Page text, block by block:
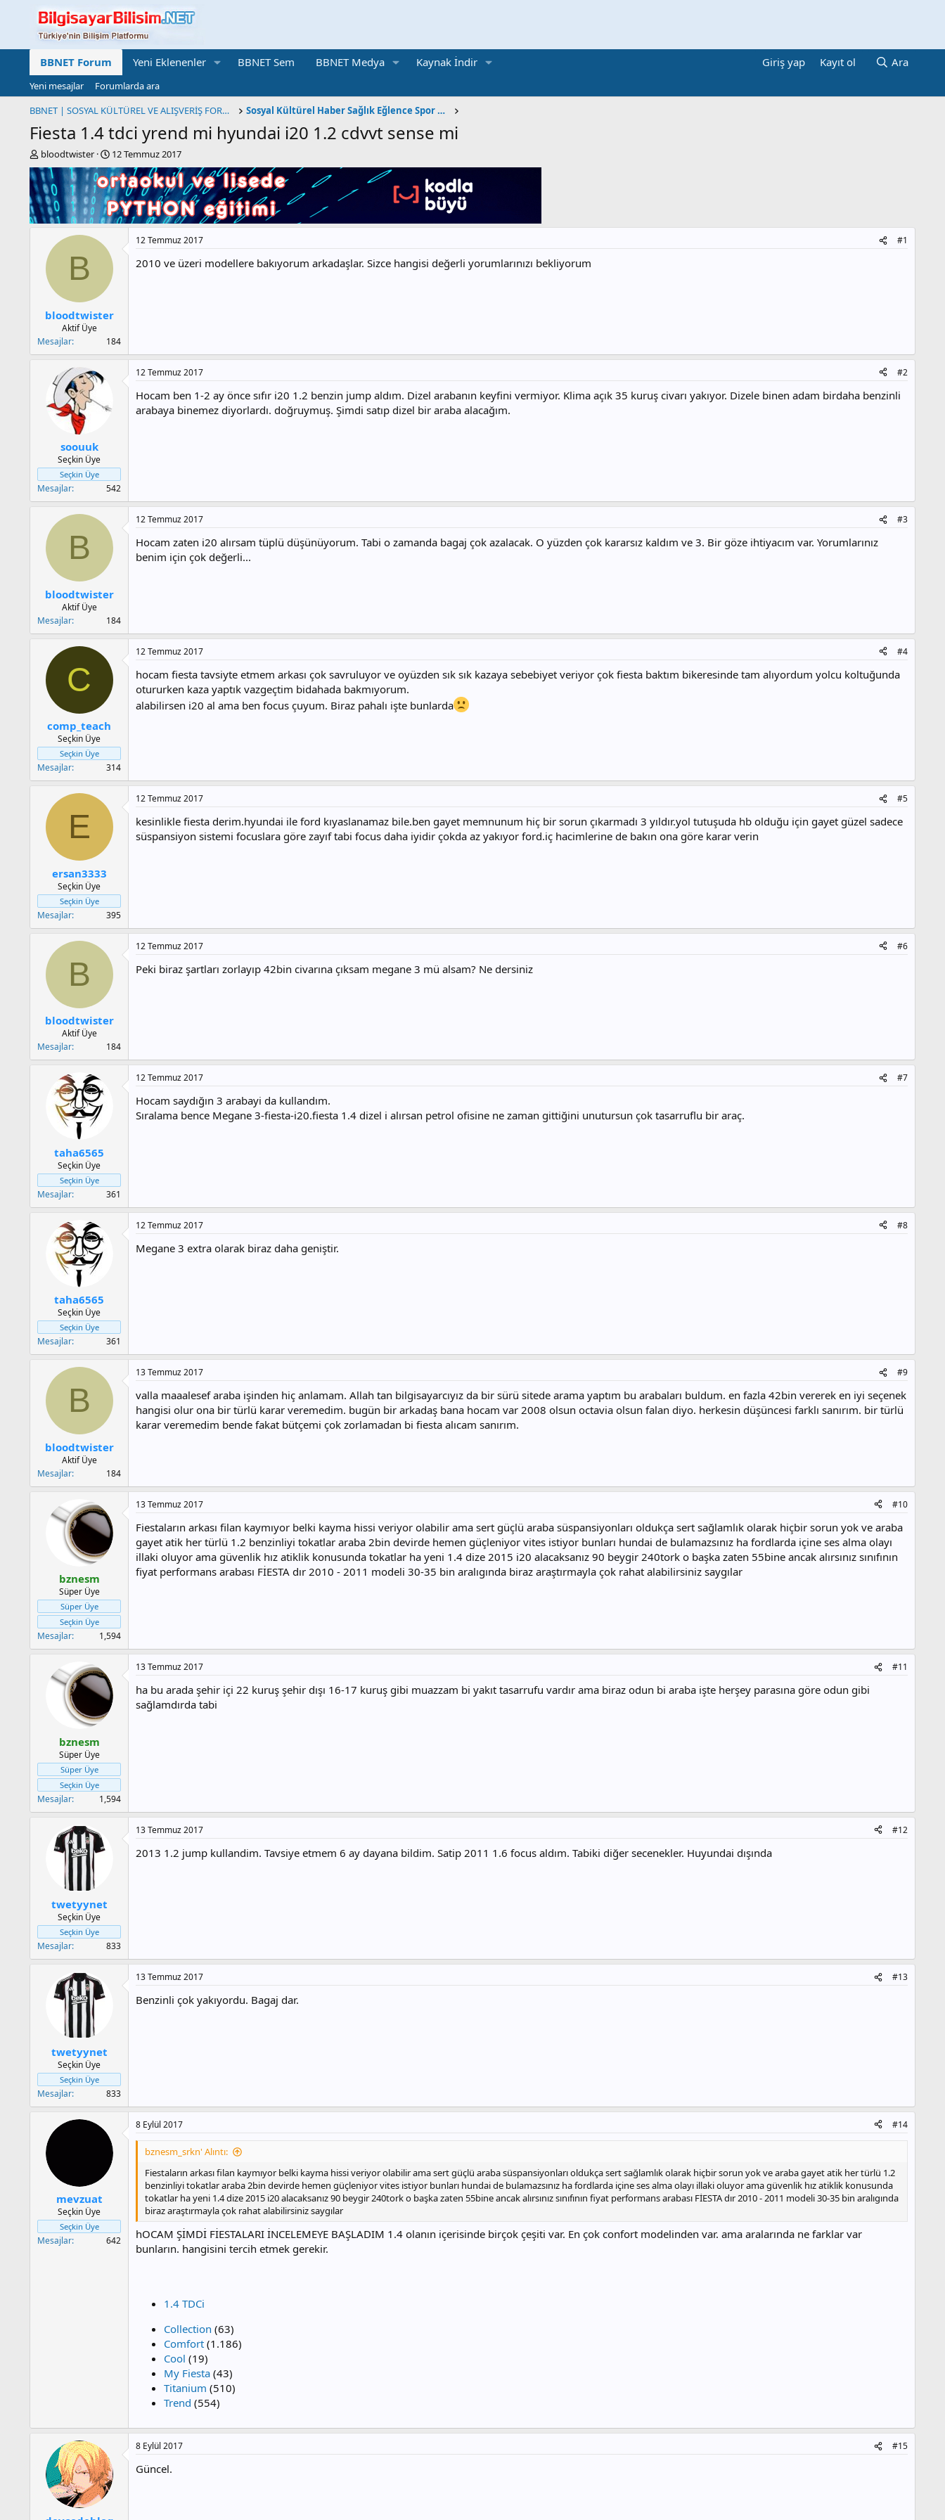
BBNET Forum Yeni Eklenenler BBNET Sem BBNET Medya Kaynak İndir Giriş yap Kayıt ol Ara
Yeni mesajlar
Forumlarda ara
BBNET | SOSYAL KÜLTÜREL VE ALIŞVERİŞ FORUMU
Sosyal Kültürel Haber Sağlık Eğlence Spor Otomobil
Fiesta 1.4 tdci yrend mi hyundai i20 1.2 cdvvt sense mi
K
o
n
b
u
y
bloodtwister
B
a
ş
l
a
n
ç
t
a
h
12 Temmuz 2017
B
bloodtwister
Aktif Üye
Mesajlar
184
12 Temmuz 2017 #1
2010 ve üzeri modellere bakıyorum arkadaşlar. Sizce hangisi değerli yorumlarınızı bekliyorum
soouuk
Seçkin Üye
Seçkin Üye
Mesajlar 542
12 Temmuz 2017 #2
Hocam ben 1-2 ay önce sıfır i20 1.2 benzin jump aldım. Dizel arabanın keyfini vermiyor. Klima açık 35 kuruş civarı yakıyor. Dizele binen adam birdaha benzinli
arabaya binemez diyorlardı. doğruymuş. Şimdi satıp dizel bir araba alacağım.
B
bloodtwister
Aktif Üye
Mesajlar
184
12 Temmuz 2017 #3
Hocam zaten i20 alırsam tüplü düşünüyorum. Tabi o zamanda bagaj çok azalacak. O yüzden çok kararsız kaldım ve 3. Bir göze ihtiyacım var. Yorumlarınız
benim için çok değerli...
C
comp_teach
Seçkin Üye
Seçkin Üye
Mesajlar 314
12 Temmuz 2017 #4
hocam fiesta tavsiyte etmem arkası çok savruluyor ve oyüzden sık sık kazaya sebebiyet veriyor çok fiesta baktım bikeresinde tam alıyordum yolcu koltuğunda
otururken kaza yaptık vazgeçtim bidahada bakmıyorum.
alabilirsen i20 al ama ben focus çuyum. Biraz pahalı işte bunlarda
E
ersan3333
Seçkin Üye
Seçkin Üye
Mesajlar 395
12 Temmuz 2017 #5
kesinlikle fiesta derim.hyundai ile ford kıyaslanamaz bile.ben gayet memnunum hiç bir sorun çıkarmadı 3 yıldır.yol tutuşuda hb olduğu için gayet güzel sadece
süspansiyon sistemi focuslara göre zayıf tabi focus daha iyidir çokda az yakıyor ford.iç hacimlerine de bakın ona göre karar verin
B
bloodtwister
Aktif Üye
Mesajlar
184
12 Temmuz 2017 #6
Peki biraz şartları zorlayıp 42bin civarına çıksam megane 3 mü alsam? Ne dersiniz
taha6565
Seçkin Üye
Seçkin Üye
Mesajlar 361
12 Temmuz 2017 #7
Hocam saydığın 3 arabayi da kullandım.
Sıralama bence Megane 3-fiesta-i20.fiesta 1.4 dizel i alırsan petrol ofisine ne zaman gittiğini unutursun çok tasarruflu bir araç.
taha6565
Seçkin Üye
Seçkin Üye
Mesajlar 361
12 Temmuz 2017 #8
Megane 3 extra olarak biraz daha geniştir.
B
bloodtwister
Aktif Üye
Mesajlar
184
13 Temmuz 2017 #9
valla maaalesef araba işinden hiç anlamam. Allah tan bilgisayarcıyız da bir sürü sitede arama yaptım bu arabaları buldum. en fazla 42bin vererek en iyi seçenek
hangisi olur ona bir türlü karar veremedim. bugün bir arkadaş bana hocam var 2008 olsun octavia olsun falan diyo. herkesin düşüncesi farklı sanırım. bir türlü
karar veremedim bende fakat bütçemi çok zorlamadan bi fiesta alıcam sanırım.
bznesm
Süper Üye
Süper Üye
Seçkin Üye
Mesajlar 1,594
13 Temmuz 2017 #10
Fiestaların arkası filan kaymıyor belki kayma hissi veriyor olabilir ama sert güçlü araba süspansiyonları oldukça sert sağlamlık olarak hiçbir sorun yok ve araba
gayet atik her türlü 1.2 benzinliyi tokatlar araba 2bin devirde hemen güçleniyor vites istiyor bunları hundai de bulamazsınız ha fordlarda içine ses alma olayı
illaki oluyor ama güvenlik hız atiklik konusunda tokatlar ha yeni 1.4 dize 2015 i20 alacaksanız 90 beygir 240tork o başka zaten 55bine ancak alırsınız sınıfının
fiyat performans arabası FİESTA dır 2010 - 2011 modeli 30-35 bin aralıgında biraz araştırmayla çok rahat alabilirsiniz saygılar
bznesm
Süper Üye
Süper Üye
Seçkin Üye
Mesajlar 1,594
13 Temmuz 2017 #11
ha bu arada şehir içi 22 kuruş şehir dışı 16-17 kuruş gibi muazzam bi yakıt tasarrufu vardır ama biraz odun bi araba işte herşey parasına göre odun gibi
sağlamdırda tabi
twetyynet
Seçkin Üye
Seçkin Üye
Mesajlar 833
13 Temmuz 2017 #12
2013 1.2 jump kullandim. Tavsiye etmem 6 ay dayana bildim. Satip 2011 1.6 focus aldım. Tabiki diğer secenekler. Huyundai dışında
twetyynet
Seçkin Üye
Seçkin Üye
Mesajlar 833
13 Temmuz 2017 #13
Benzinli çok yakıyordu. Bagaj dar.
mevzuat
Seçkin Üye
Seçkin Üye
Mesajlar 642
8 Eylül 2017 #14
bznesm_srkn' Alıntı:
Fiestaların arkası filan kaymıyor belki kayma hissi veriyor olabilir ama sert güçlü araba süspansiyonları oldukça sert sağlamlık olarak hiçbir sorun yok ve araba gayet atik her türlü 1.2
benzinliyi tokatlar araba 2bin devirde hemen güçleniyor vites istiyor bunları hundai de bulamazsınız ha fordlarda içine ses alma olayı illaki oluyor ama güvenlik hız atiklik konusunda
tokatlar ha yeni 1.4 dize 2015 i20 alacaksanız 90 beygir 240tork o başka zaten 55bine ancak alırsınız sınıfının fiyat performans arabası FİESTA dır 2010 - 2011 modeli 30-35 bin aralıgında
biraz araştırmayla çok rahat alabilirsiniz saygılar
hOCAM ŞİMDİ FİESTALARI İNCELEMEYE BAŞLADIM 1.4 olanın içerisinde birçok çeşiti var. En çok confort modelinden var. ama aralarında ne farklar var
bunların. hangisini tercih etmek gerekir.
1.4 TDCi
Collection (63)
Comfort (1.186)
Cool (19)
My Fiesta (43)
Titanium (510)
Trend (554)
8 Eylül 2017 #15
Güncel.